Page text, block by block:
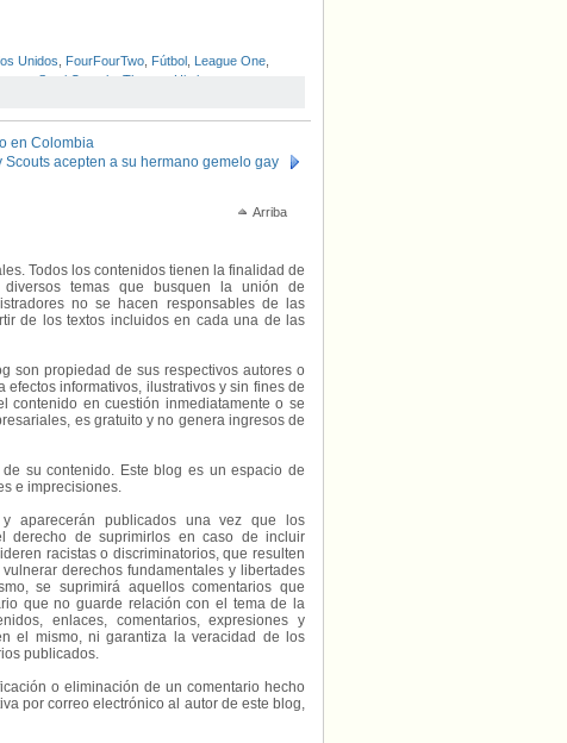
Unidos FourFourTwo Fútbol League One
Santi Cazorla Thomas Hitzlsperger
en Colombia
acepten a su hermano gemelo gay
Arriba
Todos los contenidos tienen la finalidad de
diversos temas que busquen la unión de
no se hacen responsables de las
de los textos incluidos en cada una de las
son propiedad de sus respectivos autores o
informativos, ilustrativos y sin fines de
contenido en cuestión inmediatamente o se
es gratuito y no genera ingresos de
su contenido. Este blog es un espacio de
e imprecisiones.
aparecerán publicados una vez que los
derecho de suprimirlos en caso de incluir
racistas o discriminatorios, que resulten
derechos fundamentales y libertades
se suprimirá aquellos comentarios que
que no guarde relación con el tema de la
enlaces, comentarios, expresiones y
el mismo, ni garantiza la veracidad de los
publicados.
o eliminación de un comentario hecho
por correo electrónico al autor de este blog,